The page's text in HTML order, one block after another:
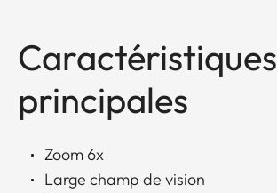
Caractéristiques
principales
Zoom 6x
Large champ de vision